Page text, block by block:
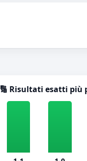
🔢 Risultati esatti più